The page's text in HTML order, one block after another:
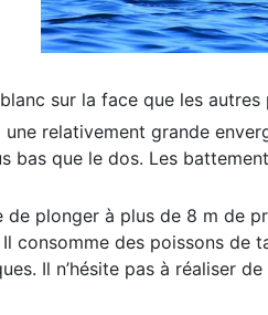
sur la face que les autres
relativement grande
que le dos. Les
de plonger à plus de 8 m de
consomme des poissons de
Il n’hésite pas à réaliser